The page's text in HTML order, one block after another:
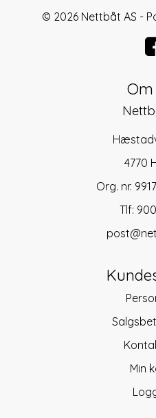
© 2026 Nettbåt AS -
Om
4770
Org. nr.
Tlf:
Min